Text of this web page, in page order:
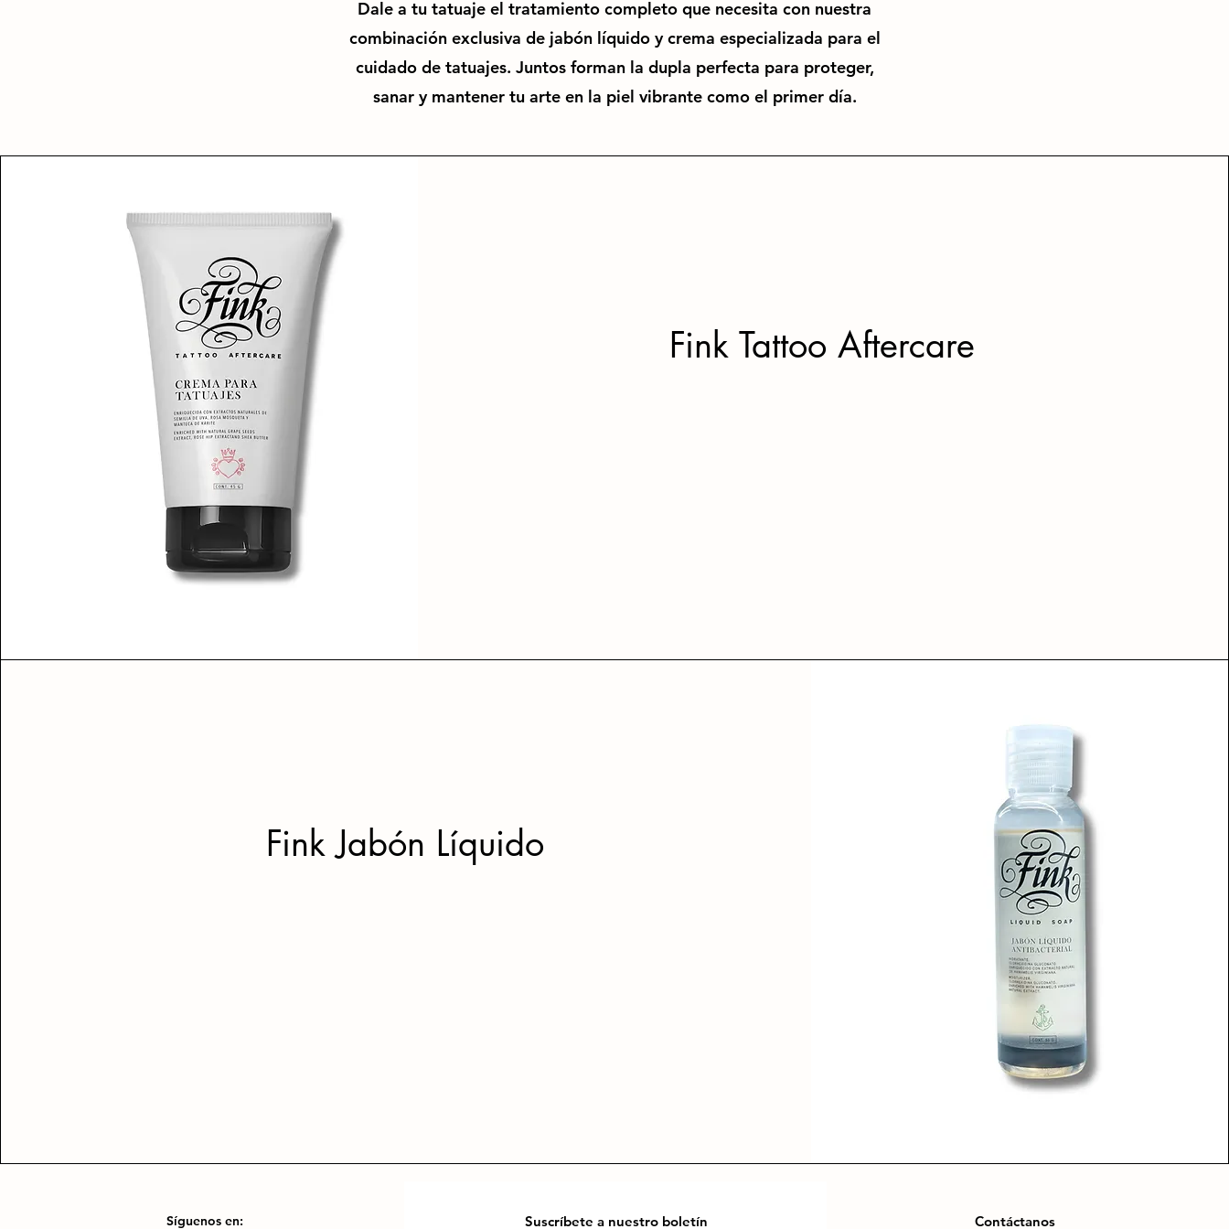
Dale a tu tatuaje el tratamiento completo que necesita con nuestra
combinación exclusiva de jabón líquido y crema especializada para el
cuidado de tatuajes. Juntos forman la dupla perfecta para proteger,
sanar y mantener tu arte en la piel vibrante como el primer día.
Fink Tattoo Aftercare
Fink Jabón Líquido
Síguenos en: Suscríbete a nuestro boletín Contáctanos